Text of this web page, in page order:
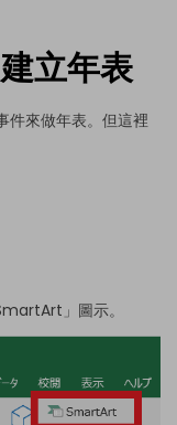
立年表
件來做年表。但這裡
」圖示。